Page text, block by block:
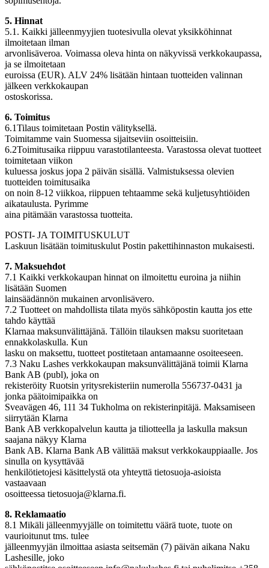
5. Hinnat
5.1. Kaikki jälleenmyyjien tuotesivulla olevat yksikköhinnat
ilmoitetaan ilman
arvonlisäveroa. Voimassa oleva hinta on näkyvissä verkkokaupassa,
ja se ilmoitetaan
euroissa (EUR). ALV 24% lisätään hintaan tuotteiden valinnan
jälkeen verkkokaupan
ostoskorissa.
6. Toimitus
6.1Tilaus toimitetaan Postin välityksellä.
Toimitamme vain Suomessa sijaitseviin osoitteisiin.
6.2Toimitusaika riippuu varastotilanteesta. Varastossa olevat tuotteet
toimitetaan viikon
kuluessa joskus jopa 2 päivän sisällä. Valmistuksessa olevien
tuotteiden toimitusaika
on noin 8-12 viikkoa, riippuen tehtaamme sekä kuljetusyhtiöiden
aikataulusta. Pyrimme
aina pitämään varastossa tuotteita.
POSTI- JA TOIMITUSKULUT
Laskuun lisätään toimituskulut Postin pakettihinnaston mukaisesti.
7. Maksuehdot
7.1 Kaikki verkkokaupan hinnat on ilmoitettu euroina ja niihin
lisätään Suomen
lainsäädännön mukainen arvonlisävero.
7.2 Tuotteet on mahdollista tilata myös sähköpostin kautta jos ette
tahdo käyttää
Klarnaa maksunvälittäjänä. Tällöin tilauksen maksu suoritetaan
ennakkolaskulla. Kun
lasku on maksettu, tuotteet postitetaan antamaanne osoiteeseen.
7.3 Naku Lashes verkkokaupan maksunvälittäjänä toimii Klarna
Bank AB (publ), joka on
rekisteröity Ruotsin yritysrekisteriin numerolla 556737-0431 ja
jonka päätoimipaikka on
Sveavägen 46, 111 34 Tukholma on rekisterinpitäjä. Maksamiseen
siirrytään Klarna
Bank AB verkkopalvelun kautta ja tiliotteella ja laskulla maksun
saajana näkyy Klarna
Bank AB. Klarna Bank AB välittää maksut verkkokauppiaalle. Jos
sinulla on kysyttävää
henkilötietojesi käsittelystä ota yhteyttä tietosuoja-asioista
vastaavaan
osoitteessa tietosuoja@klarna.fi.
8. Reklamaatio
8.1 Mikäli jälleenmyyjälle on toimitettu väärä tuote, tuote on
vaurioitunut tms. tulee
jälleenmyyjän ilmoittaa asiasta seitsemän (7) päivän aikana Naku
Lashesille, joko